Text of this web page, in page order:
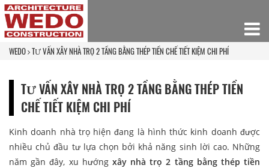
WEDO TƯ VẤN XÂY NHÀ TRỌ 2 TẦNG BẰNG THÉP TIỀN CHẾ TIẾT KIỆM CHI PHÍ
TƯ VẤN XÂY NHÀ TRỌ 2 TẦNG BẰNG THÉP TIỀN
CHẾ TIẾT KIỆM CHI PHÍ
Kinh doanh nhà trọ hiện đang là hình thức kinh doanh được
nhiều chủ đầu tư lựa chọn bởi khả năng sinh lời cao. Những
năm gần đây, xu hướng xây nhà trọ 2 tầng bằng thép tiền